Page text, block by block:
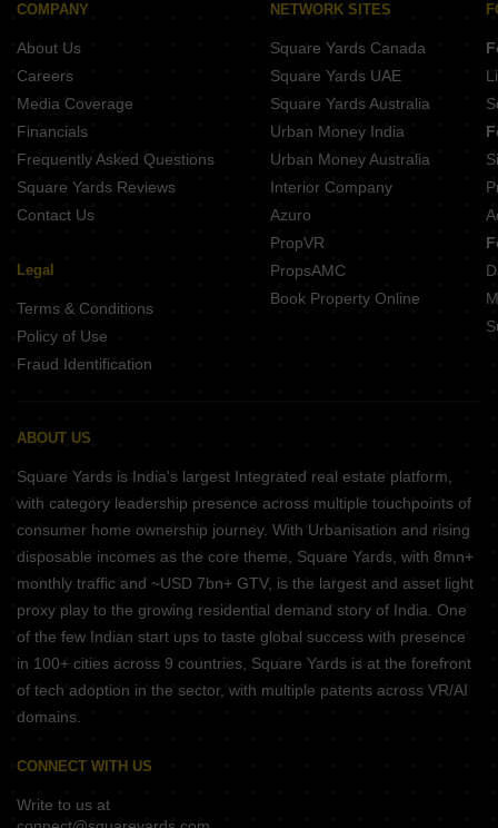
3 BHK Houses for Sale in Sodala Jaipur
COMPANY
About Us
Careers
Media Coverage
Financials
Frequently Asked Questions
Square Yards Reviews
Contact Us
Legal
Terms & Conditions
Policy of Use
Fraud Identification
NETWORK SITES
Square Yards Canada
Square Yards UAE
Square Yards Australia
Urban Money India
Urban Money Australia
Interior Company
Azuro
PropVR
PropsAMC
Book Property Online
ABOUT US
Square Yards is India's largest Integrated real estate platform,
with category leadership presence across multiple touchpoints of
consumer home ownership journey. With Urbanisation and rising
disposable incomes as the core theme, Square Yards, with 8mn+
monthly traffic and ~USD 7bn+ GTV, is the largest and asset light
proxy play to the growing residential demand story of India. One
of the few Indian start ups to taste global success with presence
in 100+ cities across 9 countries, Square Yards is at the forefront
of tech adoption in the sector, with multiple patents across VR/AI
domains.
CONNECT WITH US
Write to us at